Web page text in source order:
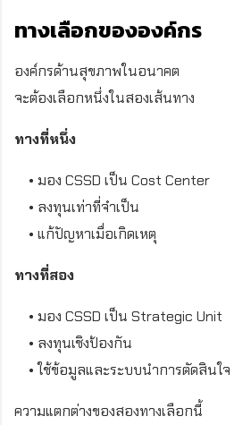
ทางเลือกขององค์กร
องค์กรด้านสุขภาพในอนาคต
จะต้องเลือกหนึ่งในสองเส้นทาง
ทางที่หนึ่ง
• มอง CSSD เป็น Cost Center
• ลงทุนเท่าที่จำเป็น
• แก้ปัญหาเมื่อเกิดเหตุ
ทางที่สอง
• มอง CSSD เป็น Strategic Unit
• ลงทุนเชิงป้องกัน
• ใช้ข้อมูลและระบบนำการตัดสินใจ
ความแตกต่างของสองทางเลือกนี้